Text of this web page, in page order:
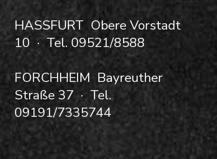
HASSFURT Obere Vorstadt
10 · Tel. 09521/8588
FORCHHEIM Bayreuther
Straße 37 · Tel.
09191/7335744